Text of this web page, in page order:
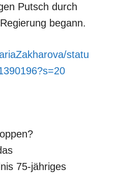
Putsch durch
begann.
statu
75-jähriges